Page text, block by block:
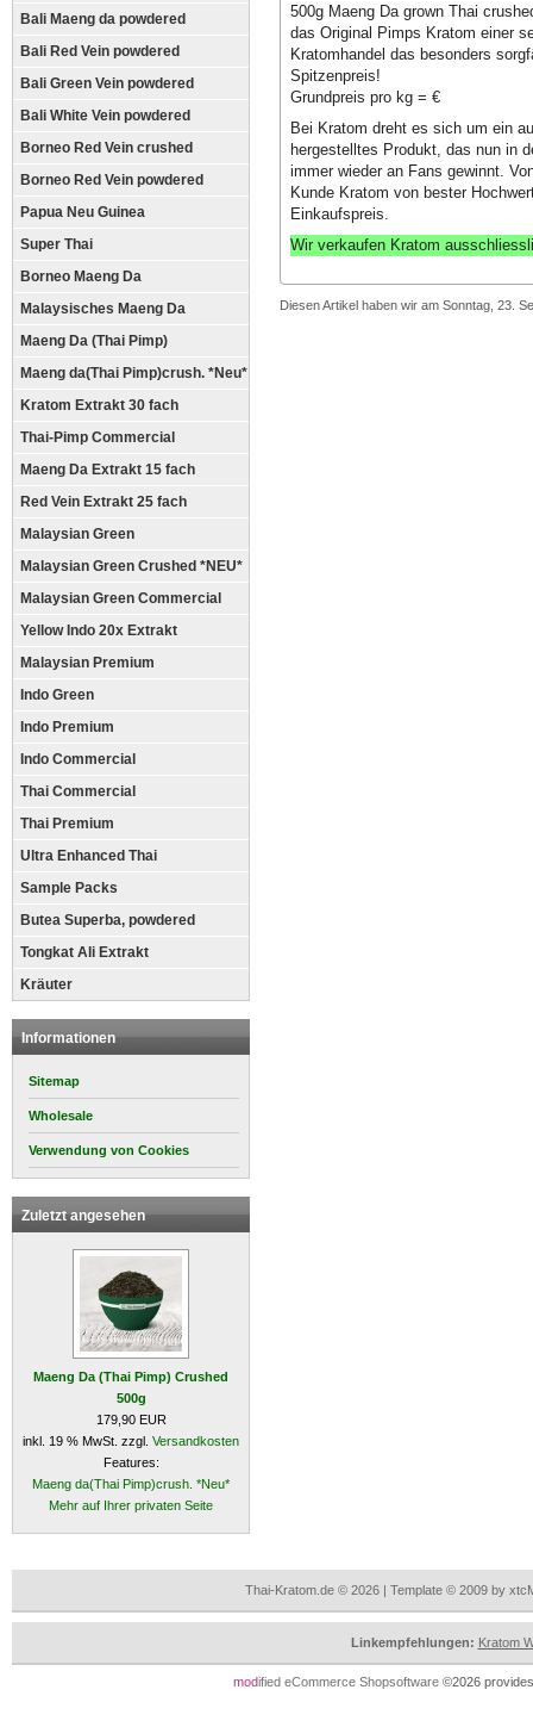
Bali Maeng da powdered
Bali Red Vein powdered
Bali Green Vein powdered
Bali White Vein powdered
Borneo Red Vein crushed
Borneo Red Vein powdered
Papua Neu Guinea
Super Thai
Borneo Maeng Da
Malaysisches Maeng Da
Maeng Da (Thai Pimp)
Maeng da(Thai Pimp)crush. *Neu*
Kratom Extrakt 30 fach
Thai-Pimp Commercial
Maeng Da Extrakt 15 fach
Red Vein Extrakt 25 fach
Malaysian Green
Malaysian Green Crushed *NEU*
Malaysian Green Commercial
Yellow Indo 20x Extrakt
Malaysian Premium
Indo Green
Indo Premium
Indo Commercial
Thai Commercial
Thai Premium
Ultra Enhanced Thai
Sample Packs
Butea Superba, powdered
Tongkat Ali Extrakt
Kräuter
Informationen
Sitemap
Wholesale
Verwendung von Cookies
Zuletzt angesehen
Maeng Da (Thai Pimp) Crushed
500g
179,90 EUR
inkl. 19 % MwSt. zzgl. Versandkosten
Features:
Maeng da(Thai Pimp)crush. *Neu*
Mehr auf Ihrer privaten Seite
500g Maeng Da grown Thai
das Original Pimps Kratom einer
Kratomhandel das besonders
Spitzenpreis!
Grundpreis pro kg = €
Bei Kratom dreht es sich um ein
hergestelltes Produkt, das nun in
immer wieder an Fans gewinnt.
Kunde Kratom von bester
Einkaufspreis.
Wir verkaufen Kratom
Diesen Artikel haben wir am Sonntag, 23.
Thai-Kratom.de © 2026 | Template © 2009 by
Linkempfehlungen: Kratom
modified eCommerce Shopsoftware©2026